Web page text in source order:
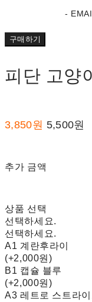
-
구매하기
피단 고양
3,850원 5,500원
추가 금액
상품 선택
선택하세요.
선택하세요.
A1 계란후라이
(+2,000원)
B1 캡슐 블루
(+2,000원)
A3 레트로 스트라이